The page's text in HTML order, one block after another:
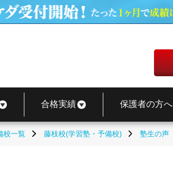
合格実績 保護者の方へ
校一覧 藤枝校(学習塾・予備校) 塾生の声